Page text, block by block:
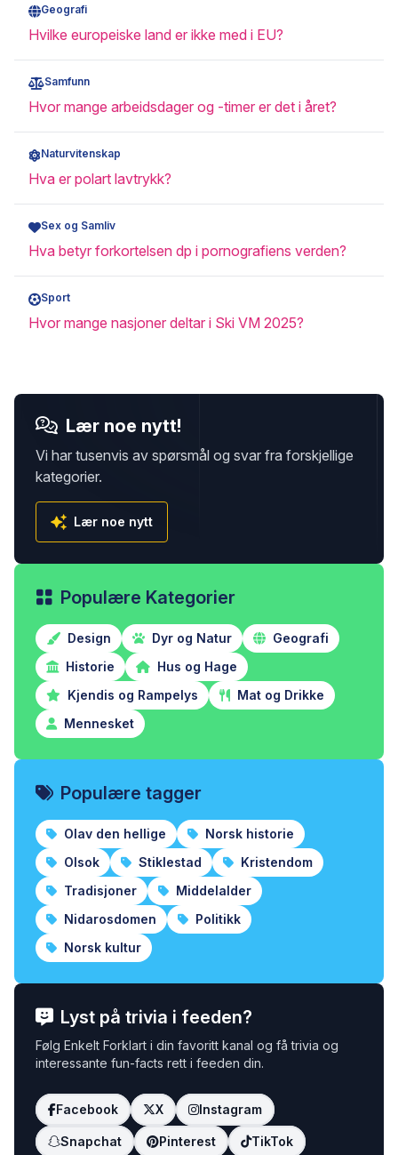
Geografi
Hvilke europeiske land er ikke med i EU?
Samfunn
Hvor mange arbeidsdager og -timer er det i året?
Naturvitenskap
Hva er polart lavtrykk?
Sex og Samliv
Hva betyr forkortelsen dp i pornografiens verden?
Sport
Hvor mange nasjoner deltar i Ski VM 2025?
Lær noe nytt!
Vi har tusenvis av spørsmål og svar fra forskjellige
kategorier.
Lær noe nytt
Populære Kategorier
Design Dyr og Natur
Geografi
Historie
Hus og Hage
Kjendis og Rampelys
Mat og Drikke
Mennesket
Populære tagger
Olav den hellige
Norsk historie
Olsok
Stiklestad
Kristendom
Tradisjoner
Middelalder
Nidarosdomen
Politikk
Norsk kultur
Lyst på trivia i feeden?
Følg Enkelt Forklart i din favoritt kanal og få trivia og
interessante fun-facts rett i feeden din.
Facebook X Instagram
Snapchat Pinterest TikTok